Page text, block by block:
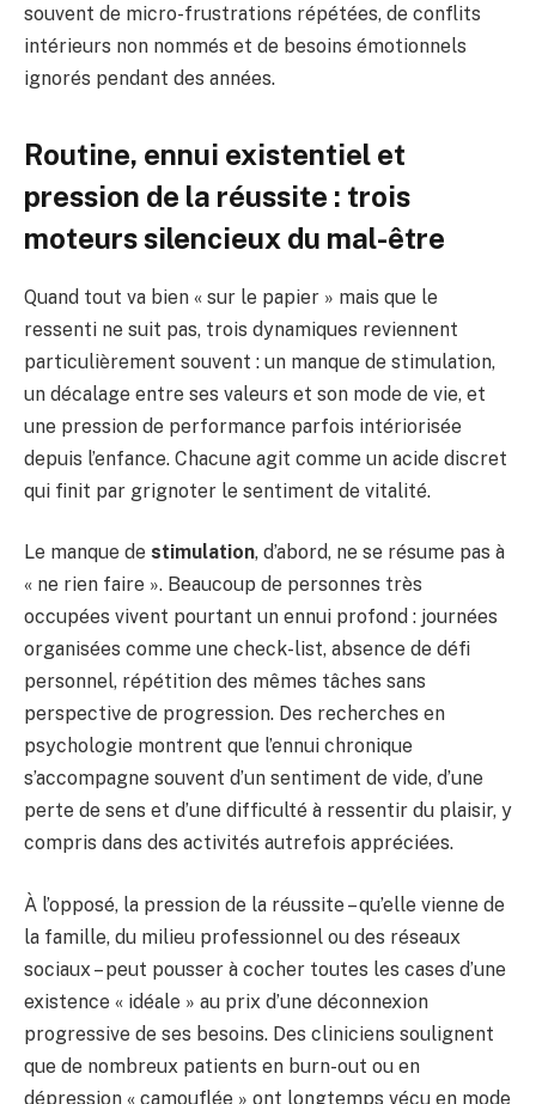
souvent de micro-frustrations répétées, de conflits
intérieurs non nommés et de besoins émotionnels
ignorés pendant des années.
Routine, ennui existentiel et
pression de la réussite : trois
moteurs silencieux du mal-être
Quand tout va bien « sur le papier » mais que le
ressenti ne suit pas, trois dynamiques reviennent
particulièrement souvent : un manque de stimulation,
un décalage entre ses valeurs et son mode de vie, et
une pression de performance parfois intériorisée
depuis l’enfance. Chacune agit comme un acide discret
qui finit par grignoter le sentiment de vitalité.
Le manque de stimulation, d’abord, ne se résume pas à
« ne rien faire ». Beaucoup de personnes très
occupées vivent pourtant un ennui profond : journées
organisées comme une check-list, absence de défi
personnel, répétition des mêmes tâches sans
perspective de progression. Des recherches en
psychologie montrent que l’ennui chronique
s’accompagne souvent d’un sentiment de vide, d’une
perte de sens et d’une difficulté à ressentir du plaisir, y
compris dans des activités autrefois appréciées.
À l’opposé, la pression de la réussite – qu’elle vienne de
la famille, du milieu professionnel ou des réseaux
sociaux – peut pousser à cocher toutes les cases d’une
existence « idéale » au prix d’une déconnexion
progressive de ses besoins. Des cliniciens soulignent
que de nombreux patients en burn-out ou en
dépression « camouflée » ont longtemps vécu en mode